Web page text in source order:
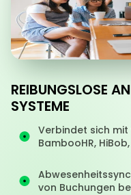
REIBUNGSLOSE
SYSTEME
Verbindet sich mit
BambooHR,
von Buchungen